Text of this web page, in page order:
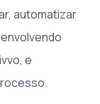
automatizar
e